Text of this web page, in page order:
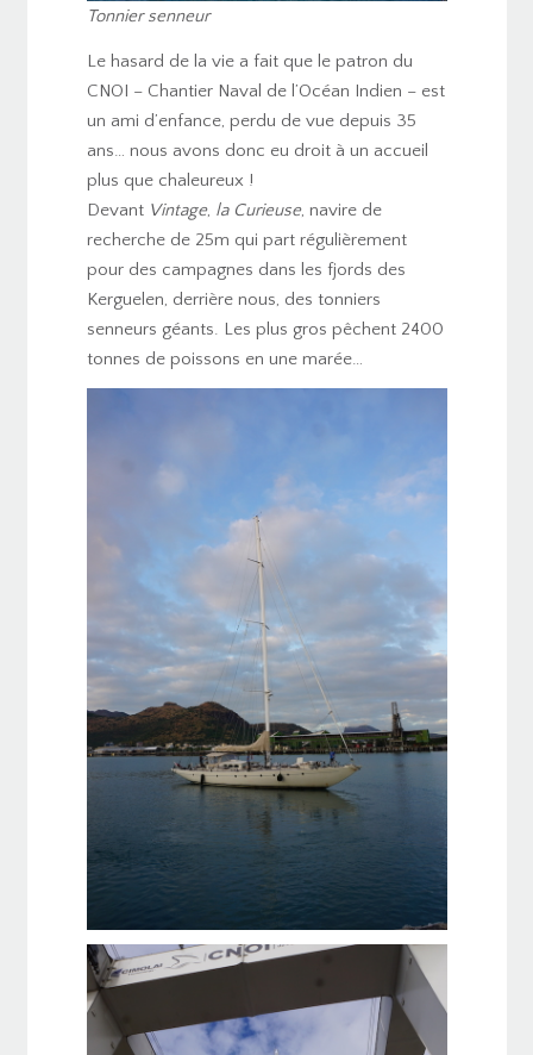
Tonnier senneur
Le hasard de la vie a fait que le patron du
CNOI – Chantier Naval de l’Océan Indien – est
un ami d’enfance, perdu de vue depuis 35
ans… nous avons donc eu droit à un accueil
plus que chaleureux !
Devant Vintage, la Curieuse, navire de
recherche de 25m qui part régulièrement
pour des campagnes dans les fjords des
Kerguelen, derrière nous, des tonniers
senneurs géants. Les plus gros pêchent 2400
tonnes de poissons en une marée…